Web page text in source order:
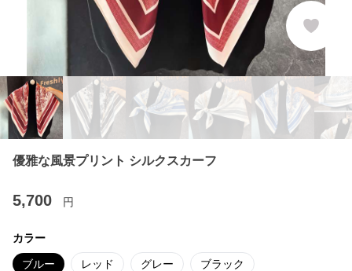
優雅な風景プリント シルクスカーフ
5,700 円
カラー
ブルー レッド グレー ブラック